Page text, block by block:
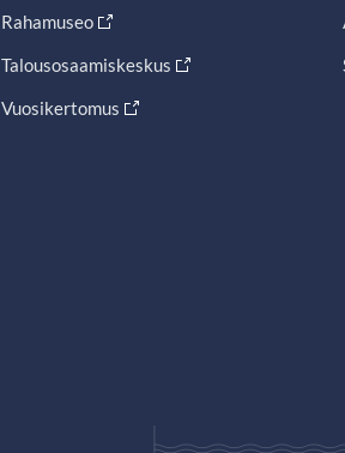
Rahamuseo
Talousosaamiskeskus
Vuosikertomus